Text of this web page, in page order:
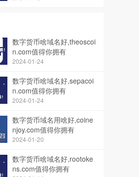
数字货币啥域名好,theoscoi
n.com值得你拥有
2024-01-24
数字货币啥域名好,sepacoi
n.com值得你拥有
2024-01-24
数字货币域名用啥好,coine
njoy.com值得你拥有
2024-01-20
数字货币啥域名好,rootoke
ns.com值得你拥有